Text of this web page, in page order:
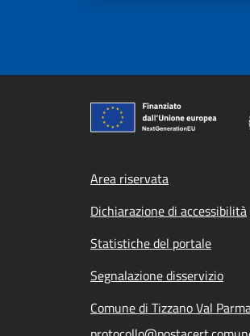
Footer menu
Area riservata
Dichiarazione di accessibilità
Statistiche del portale
Segnalazione disservizio
Comune di Tizzano Val